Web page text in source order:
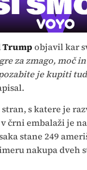
Trump objavil kar
za zmago, moč
je kupiti
s katere je
črni embalaži je
stane 249
nakupa